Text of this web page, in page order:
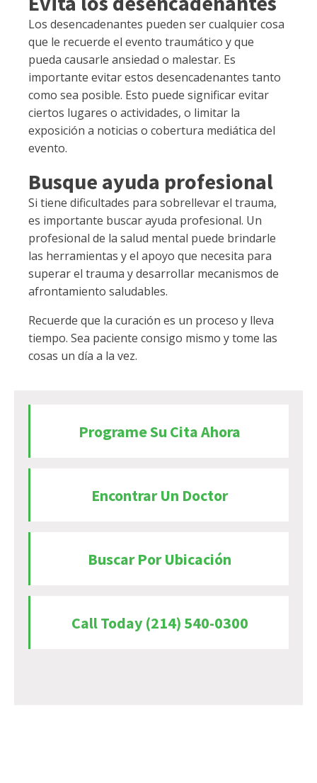
Los desencadenantes pueden ser cualquier cosa
que le recuerde el evento traumático y que
pueda causarle ansiedad o malestar. Es
importante evitar estos desencadenantes tanto
como sea posible. Esto puede significar evitar
ciertos lugares o actividades, o limitar la
exposición a noticias o cobertura mediática del
evento.
Busque ayuda profesional
Si tiene dificultades para sobrellevar el trauma,
es importante buscar ayuda profesional. Un
profesional de la salud mental puede brindarle
las herramientas y el apoyo que necesita para
superar el trauma y desarrollar mecanismos de
afrontamiento saludables.
Recuerde que la curación es un proceso y lleva
tiempo. Sea paciente consigo mismo y tome las
cosas un día a la vez.
Programe Su Cita Ahora
Encontrar Un Doctor
Buscar Por Ubicación
Call Today (214) 540-0300